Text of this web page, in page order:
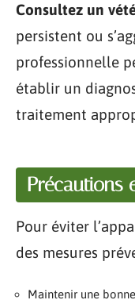
Consultez un
persistent ou
professionnelle
établir un
traitement
Précautions
Pour éviter
des mesures
Maintenir une